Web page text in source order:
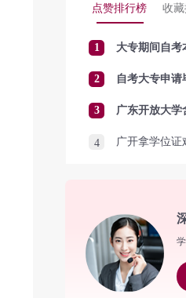
点赞排行榜 收
1 大专期间自考
2
3
4 广开拿学位证